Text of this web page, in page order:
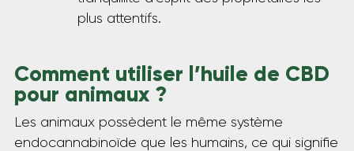
plus attentifs.
Comment utiliser l’huile de CBD
pour animaux ?
Les animaux possèdent le même système
endocannabinoïde que les humains, ce qui signifie